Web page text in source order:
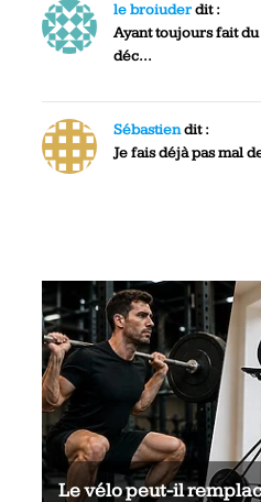
le broiuderdit :
Ayant toujours fait
déc...
Sébastiendit :
Je fais déjà pas mal
Le vélo peut-il